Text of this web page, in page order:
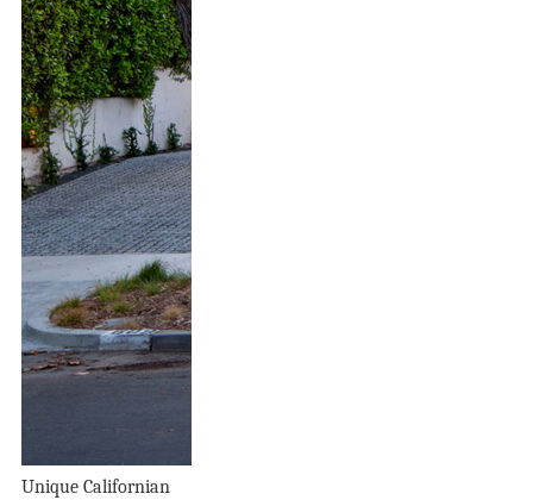
Unique Californian